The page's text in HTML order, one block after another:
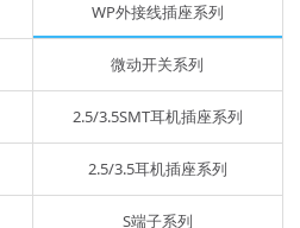
WP外接线插座系列
微动开关系列
2.5/3.5SMT耳机插座系列
2.5/3.5耳机插座系列
S端子系列